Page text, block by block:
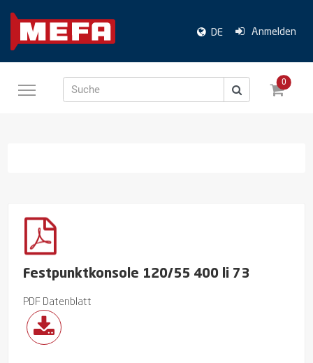
DE Anmelden
Suche
0
Festpunktkonsole 120/55 400 li 73
PDF Datenblatt